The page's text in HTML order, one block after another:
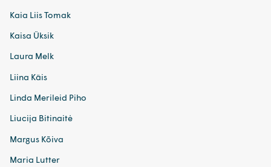
Kaia Liis Tomak
Kaisa Üksik
Laura Melk
Liina Käis
Linda Merileid Piho
Liucija Bitinaitė
Margus Kõiva
Maria Lutter